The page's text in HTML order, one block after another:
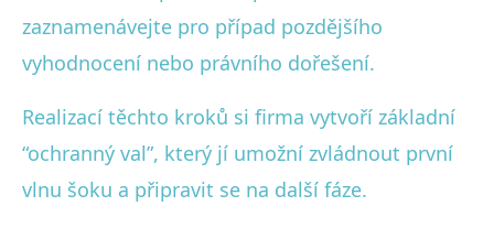
zaznamenávejte pro případ pozdějšího
vyhodnocení nebo právního dořešení.
Realizací těchto kroků si firma vytvoří základní
“ochranný val”, který jí umožní zvládnout první
vlnu šoku a připravit se na další fáze.